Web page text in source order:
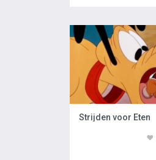
Strijden voor Eten